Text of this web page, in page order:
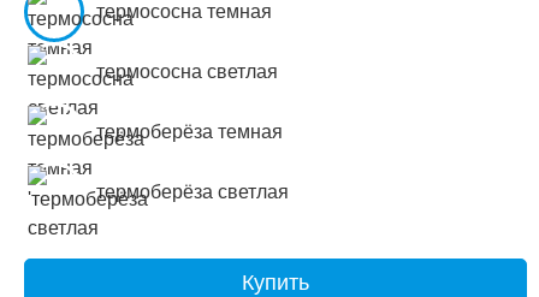
термососна темная
термососна светлая
термоберёза темная
термоберёза светлая
Купить